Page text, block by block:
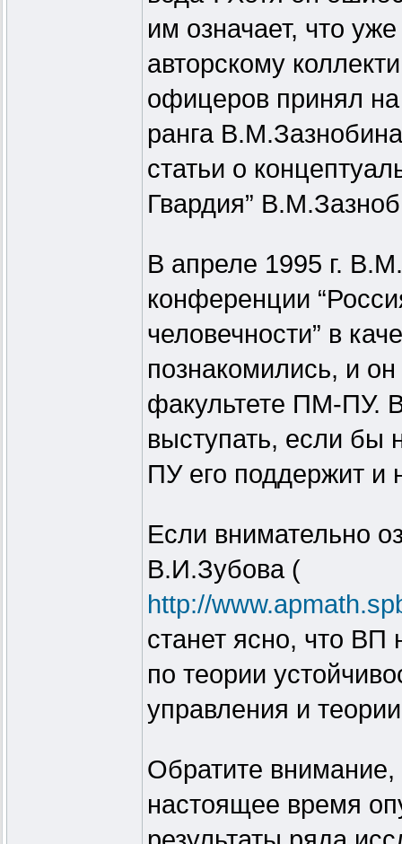
им означает, что
авторскому
офицеров принял на
ранга
статьи о
Гвардия”
В апреле 1995 г.
конференции
человечности” в
познакомились, и
факультете ПМ-ПУ.
выступать, если бы
ПУ его поддержит и
Если внимательно
В.И.Зубова (
http://
станет ясно, что ВП
по теории
управления и
Обратите
настоящее время